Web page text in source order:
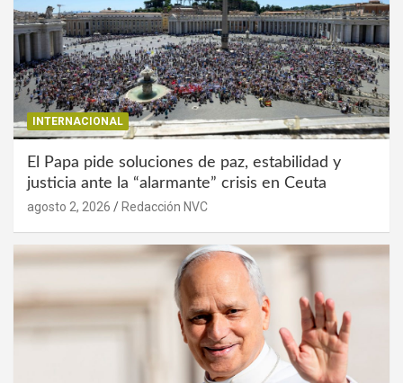
INTERNACIONAL
El Papa pide soluciones de paz, estabilidad y
justicia ante la “alarmante” crisis en Ceuta
agosto 2, 2026 Redacción NVC